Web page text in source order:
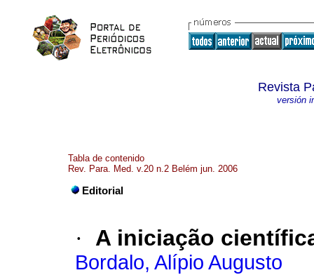
Revista
versión
Tabla de contenido
Rev. Para. Med. v.20 n.2 Belém jun. 2006
Editorial
· A iniciação
Bordalo, Alípio Augusto